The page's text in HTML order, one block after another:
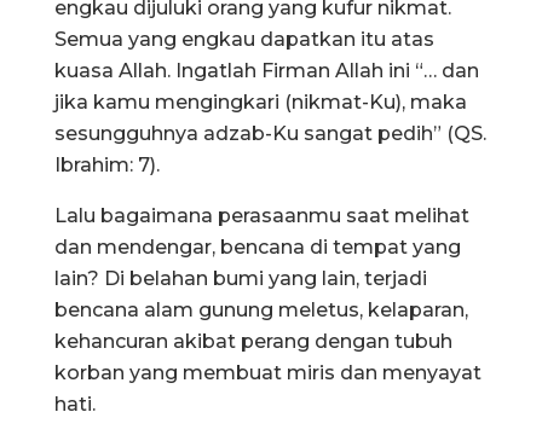
engkau dijuluki orang yang kufur nikmat.
Semua yang engkau dapatkan itu atas
kuasa Allah. Ingatlah Firman Allah ini “… dan
jika kamu mengingkari (nikmat-Ku), maka
sesungguhnya adzab-Ku sangat pedih” (QS.
Ibrahim: 7).
Lalu bagaimana perasaanmu saat melihat
dan mendengar, bencana di tempat yang
lain? Di belahan bumi yang lain, terjadi
bencana alam gunung meletus, kelaparan,
kehancuran akibat perang dengan tubuh
korban yang membuat miris dan menyayat
hati.